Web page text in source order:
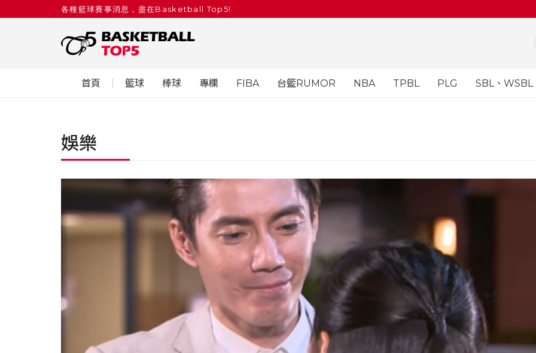
各種籃球賽事消息，盡在Basketball Top5!
首頁 籃球 棒球 專欄 FIBA 台籃RUMOR NBA TPBL PLG SBL、WSBL
娛樂